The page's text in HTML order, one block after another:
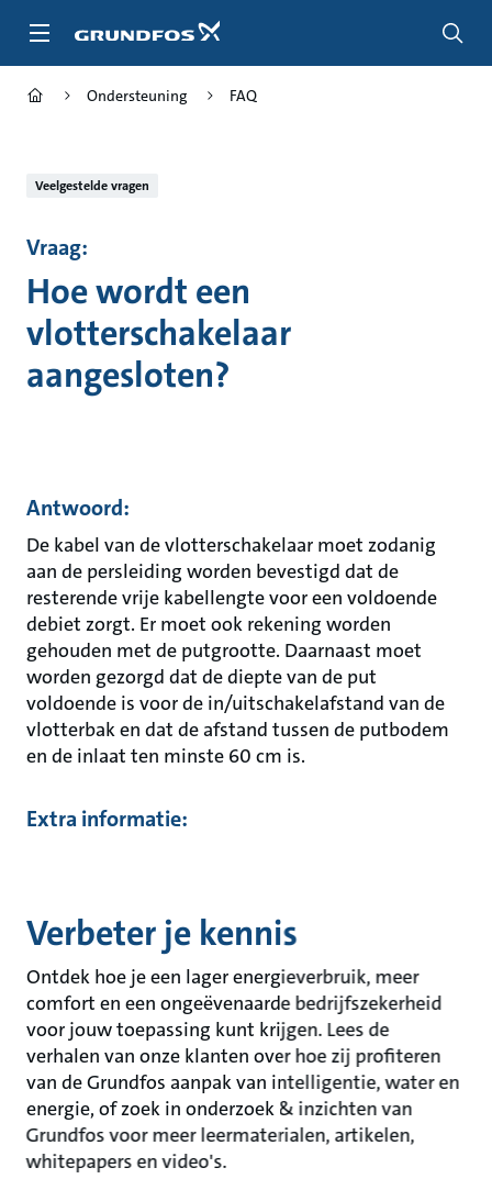
naar
Ondersteuning FAQ
Veelgestelde vragen
Vraag:
Hoe wordt een
vlotterschakelaar
aangesloten?
Antwoord:
De kabel van de vlotterschakelaar moet zodanig
aan de persleiding worden bevestigd dat de
resterende vrije kabellengte voor een voldoende
debiet zorgt. Er moet ook rekening worden
gehouden met de putgrootte. Daarnaast moet
worden gezorgd dat de diepte van de put
voldoende is voor de in/uitschakelafstand van de
vlotterbak en dat de afstand tussen de putbodem
en de inlaat ten minste 60 cm is.
Extra informatie:
Verbeter je kennis
Ontdek hoe je een lager energieverbruik, meer
comfort en een ongeëvenaarde bedrijfszekerheid
voor jouw toepassing kunt krijgen. Lees de
verhalen van onze klanten over hoe zij profiteren
van de Grundfos aanpak van intelligentie, water en
energie, of zoek in onderzoek & inzichten van
Grundfos voor meer leermaterialen, artikelen,
whitepapers en video's.